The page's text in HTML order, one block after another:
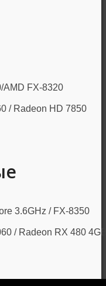
AMD FX-8320
/ Radeon HD 7850
3.6GHz / FX-8350
/ Radeon RX 480